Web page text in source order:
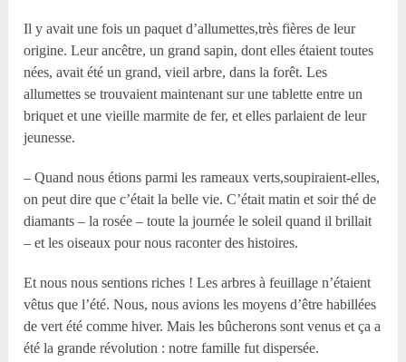
Il y avait une fois un paquet d’allumettes,très fières de leur
origine. Leur ancêtre, un grand sapin, dont elles étaient toutes
nées, avait été un grand, vieil arbre, dans la forêt. Les
allumettes se trouvaient maintenant sur une tablette entre un
briquet et une vieille marmite de fer, et elles parlaient de leur
jeunesse.
– Quand nous étions parmi les rameaux verts,soupiraient-elles,
on peut dire que c’était la belle vie. C’était matin et soir thé de
diamants – la rosée – toute la journée le soleil quand il brillait
– et les oiseaux pour nous raconter des histoires.
Et nous nous sentions riches ! Les arbres à feuillage n’étaient
vêtus que l’été. Nous, nous avions les moyens d’être habillées
de vert été comme hiver. Mais les bûcherons sont venus et ça a
été la grande révolution : notre famille fut dispersée.